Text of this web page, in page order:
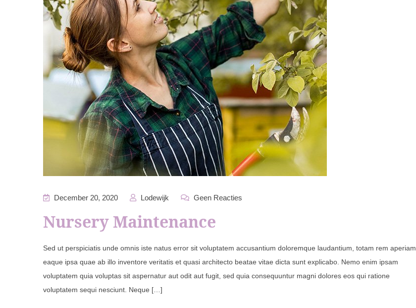
December 20, 2020 Lodewijk Geen Reacties
Nursery Maintenance
Sed ut perspiciatis unde omnis iste natus error sit voluptatem accusantium doloremque laudantium, totam rem aperiam,
eaque ipsa quae ab illo inventore veritatis et quasi architecto beatae vitae dicta sunt explicabo. Nemo enim ipsam
voluptatem quia voluptas sit aspernatur aut odit aut fugit, sed quia consequuntur magni dolores eos qui ratione
voluptatem sequi nesciunt. Neque […]